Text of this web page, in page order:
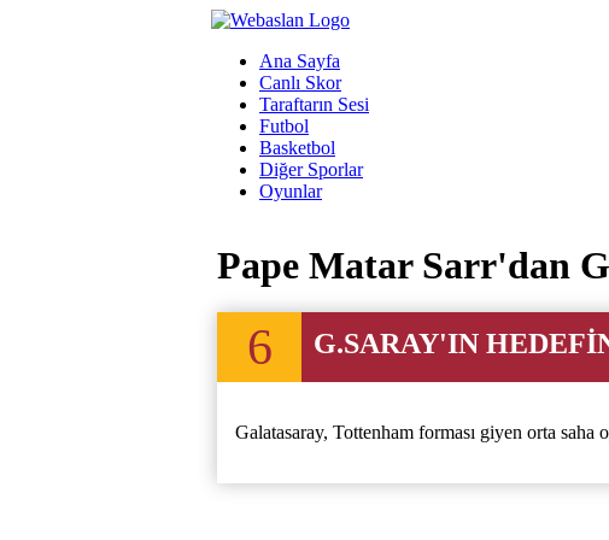
Ana Sayfa
Canlı Skor
Taraftarın Sesi
Futbol
Basketbol
Diğer Sporlar
Oyunlar
Pape Matar Sarr'dan
6 G.SARAY'IN
Galatasaray, Tottenham forması giyen orta